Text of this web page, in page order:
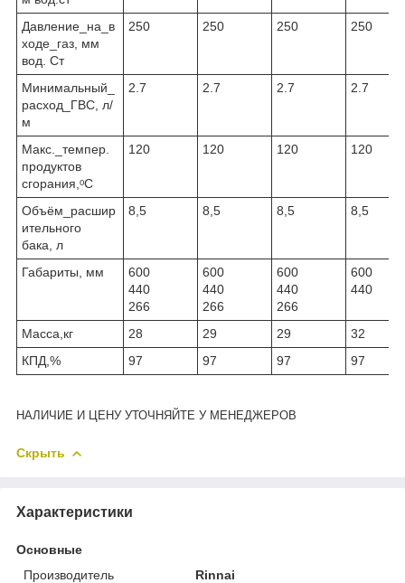
Давление_на_в
ходе_газ, мм
вод. Ст
250 250 250 250
Минимальный_
расход_ГВС, л/
м
2.7 2.7 2.7 2.7
Макс._темпер.
продуктов
сгорания,ᵒС
120 120 120 120
Объём_расшир
ительного
бака, л
8,5 8,5 8,5 8,5
Габариты, мм
600
440
266
600
440
266
600
440
266
600
440
Масса,кг 28 29 29
32
КПД,%
97 97 97 97
НАЛИЧИЕ И ЦЕНУ УТОЧНЯЙТЕ У МЕНЕДЖЕРОВ
Скрыть
Характеристики
Основные
Производитель
Rinnai